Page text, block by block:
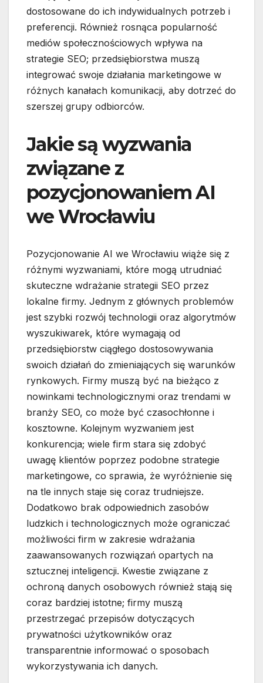
dostosowane do ich indywidualnych potrzeb i
preferencji. Również rosnąca popularność
mediów społecznościowych wpływa na
strategie SEO; przedsiębiorstwa muszą
integrować swoje działania marketingowe w
różnych kanałach komunikacji, aby dotrzeć do
szerszej grupy odbiorców.
Jakie są wyzwania
związane z
pozycjonowaniem AI
we Wrocławiu
Pozycjonowanie AI we Wrocławiu wiąże się z
różnymi wyzwaniami, które mogą utrudniać
skuteczne wdrażanie strategii SEO przez
lokalne firmy. Jednym z głównych problemów
jest szybki rozwój technologii oraz algorytmów
wyszukiwarek, które wymagają od
przedsiębiorstw ciągłego dostosowywania
swoich działań do zmieniających się warunków
rynkowych. Firmy muszą być na bieżąco z
nowinkami technologicznymi oraz trendami w
branży SEO, co może być czasochłonne i
kosztowne. Kolejnym wyzwaniem jest
konkurencja; wiele firm stara się zdobyć
uwagę klientów poprzez podobne strategie
marketingowe, co sprawia, że wyróżnienie się
na tle innych staje się coraz trudniejsze.
Dodatkowo brak odpowiednich zasobów
ludzkich i technologicznych może ograniczać
możliwości firm w zakresie wdrażania
zaawansowanych rozwiązań opartych na
sztucznej inteligencji. Kwestie związane z
ochroną danych osobowych również stają się
coraz bardziej istotne; firmy muszą
przestrzegać przepisów dotyczących
prywatności użytkowników oraz
transparentnie informować o sposobach
wykorzystywania ich danych.